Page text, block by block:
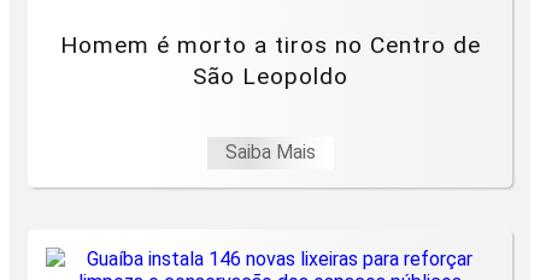
Homem é morto a tiros no Centro de
São Leopoldo
Saiba Mais